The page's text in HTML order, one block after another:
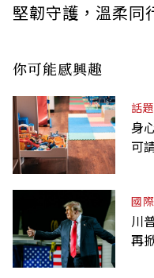
堅韌守護，溫柔同
你可能感興趣
話題
身
可
國際
川
再